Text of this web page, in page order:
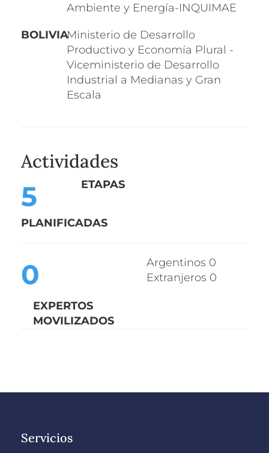
Ambiente y Energía-INQUIMAE
BOLIVIAMinisterio de Desarrollo
Productivo y Economía Plural -
Viceministerio de Desarrollo
Industrial a Medianas y Gran
Escala
Actividades
5 ETAPAS
PLANIFICADAS
0
EXPERTOS
MOVILIZADOS
Argentinos 0
Extranjeros 0
Servicios